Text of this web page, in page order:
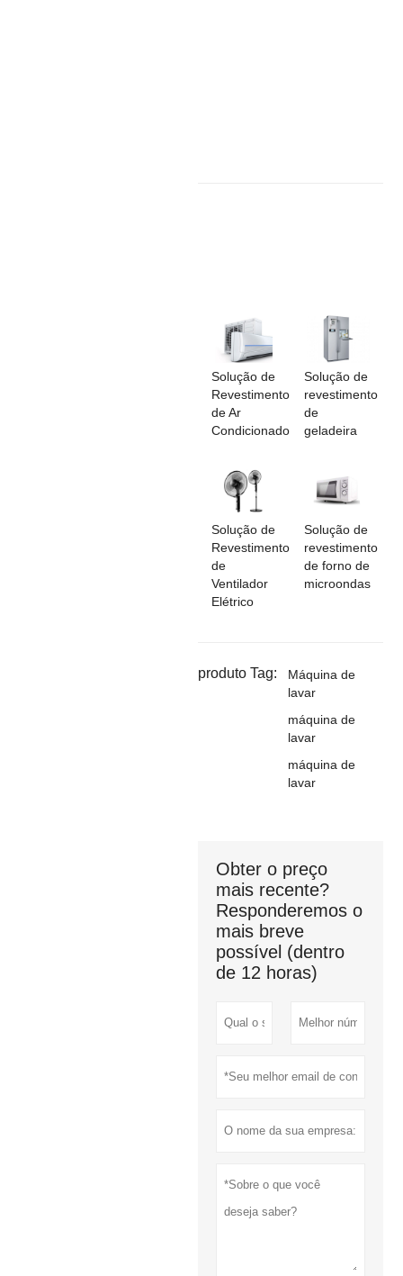
Solução de
Revestimento
de Ar
Condicionado
Solução de
revestimento
de
geladeira
Solução de
Revestimento
de
Ventilador
Elétrico
Solução de
revestimento
de forno de
microondas
produto Tag:
Máquina de
lavar
máquina de
lavar
máquina de
lavar
Obter o preço
mais recente?
Responderemos o
mais breve
possível (dentro
de 12 horas)